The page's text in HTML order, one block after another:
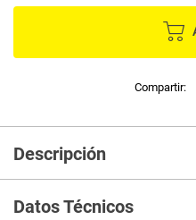
Descripción
practicidad para
El Yogurt Griego Sketos se
Datos Técnicos